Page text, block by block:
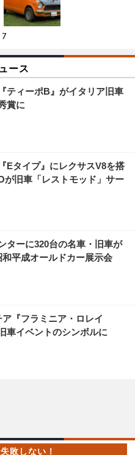
7
ース
ティーポB』がイタリア旧車
賞に
Eタイプ』にレクサスV8を搭
旧車「レストモッド」サー
ターに320台の名車・旧車が
平成オールドカー展示会
『フラミニア・ロレイ
車イベントのシンボルに